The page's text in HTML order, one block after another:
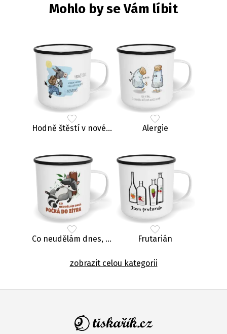
Mohlo by se Vám líbit
Hodně štěstí v novém zaměstnání, zrádce Alergie
Co neudělám dnes, počká do zítra Frutarián
zobrazit celou kategorii